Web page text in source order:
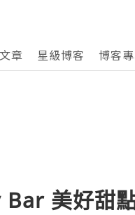
章 星級博客 博客
美好甜